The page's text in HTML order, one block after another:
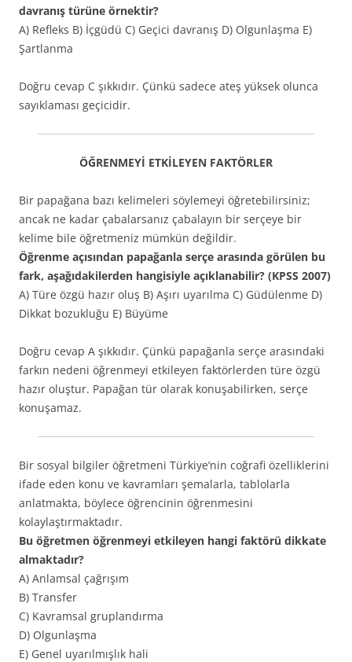
davranış türüne örnektir?
A) Refleks B) İçgüdü C) Geçici davranış D) Olgunlaşma E)
Şartlanma
Doğru cevap C şıkkıdır. Çünkü sadece ateş yüksek olunca
sayıklaması geçicidir.
ÖĞRENMEYİ ETKİLEYEN FAKTÖRLER
Bir papağana bazı kelimeleri söylemeyi öğretebilirsiniz;
ancak ne kadar çabalarsanız çabalayın bir serçeye bir
kelime bile öğretmeniz mümkün değildir.
Öğrenme açısından papağanla serçe arasında görülen bu
fark, aşağıdakilerden hangisiyle açıklanabilir? (KPSS 2007)
A) Türe özgü hazır oluş B) Aşırı uyarılma C) Güdülenme D)
Dikkat bozukluğu E) Büyüme
Doğru cevap A şıkkıdır. Çünkü papağanla serçe arasındaki
farkın nedeni öğrenmeyi etkileyen faktörlerden türe özgü
hazır oluştur. Papağan tür olarak konuşabilirken, serçe
konuşamaz.
Bir sosyal bilgiler öğretmeni Türkiye’nin coğrafi özelliklerini
ifade eden konu ve kavramları şemalarla, tablolarla
anlatmakta, böylece öğrencinin öğrenmesini
kolaylaştırmaktadır.
Bu öğretmen öğrenmeyi etkileyen hangi faktörü dikkate
almaktadır?
A) Anlamsal çağrışım
B) Transfer
C) Kavramsal gruplandırma
D) Olgunlaşma
E) Genel uyarılmışlık hali